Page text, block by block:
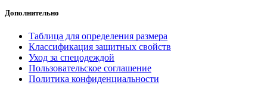
Дополнительно
Таблица для определения размера
Классификация защитных свойств
Уход за спецодеждой
Пользовательское соглашение
Политика конфиденциальности